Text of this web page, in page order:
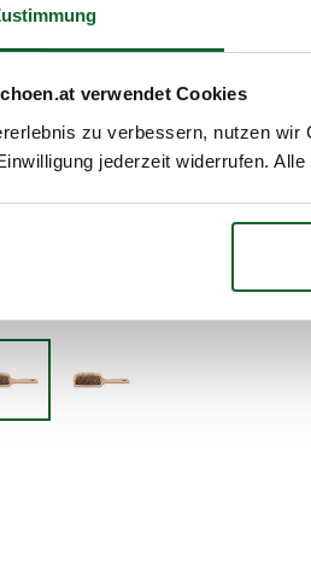
verwendet Cookies
zu verbessern, nutzen
jederzeit widerrufen.